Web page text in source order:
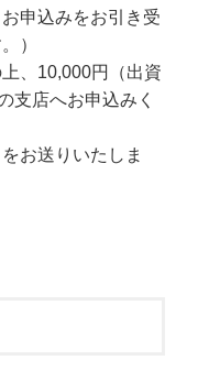
申込みをお引き受
ります。）
、10,000円（出資
支店へお申込みく
お送りいたしま